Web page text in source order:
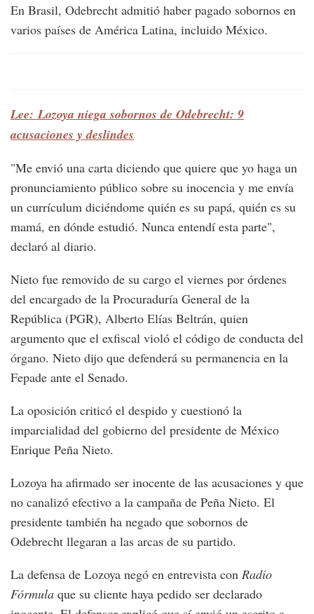
En Brasil, Odebrecht admitió haber pagado sobornos en
varios países de América Latina, incluido México.
Lee: Lozoya niega sobornos de Odebrecht: 9
acusaciones y deslindes
"Me envió una carta diciendo que quiere que yo haga un
pronunciamiento público sobre su inocencia y me envía
un currículum diciéndome quién es su papá, quién es su
mamá, en dónde estudió. Nunca entendí esta parte",
declaró al diario.
Nieto fue removido de su cargo el viernes por órdenes
del encargado de la Procuraduría General de la
República (PGR), Alberto Elías Beltrán, quien
argumento que el exfiscal violó el código de conducta del
órgano. Nieto dijo que defenderá su permanencia en la
Fepade ante el Senado.
La oposición criticó el despido y cuestionó la
imparcialidad del gobierno del presidente de México
Enrique Peña Nieto.
Lozoya ha afirmado ser inocente de las acusaciones y que
no canalizó efectivo a la campaña de Peña Nieto. El
presidente también ha negado que sobornos de
Odebrecht llegaran a las arcas de su partido.
La defensa de Lozoya negó en entrevista con Radio
Fórmula que su cliente haya pedido ser declarado